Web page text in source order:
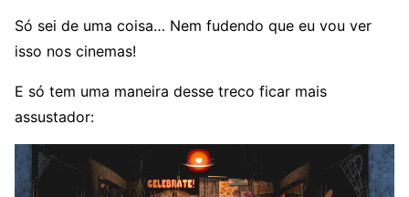
Só sei de uma coisa… Nem fudendo que eu vou ver
isso nos cinemas!
E só tem uma maneira desse treco ficar mais
assustador: